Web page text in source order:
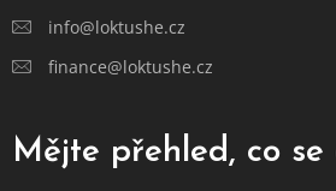
info@loktushe.cz
finance@loktushe.cz
Mějte přehled, co se